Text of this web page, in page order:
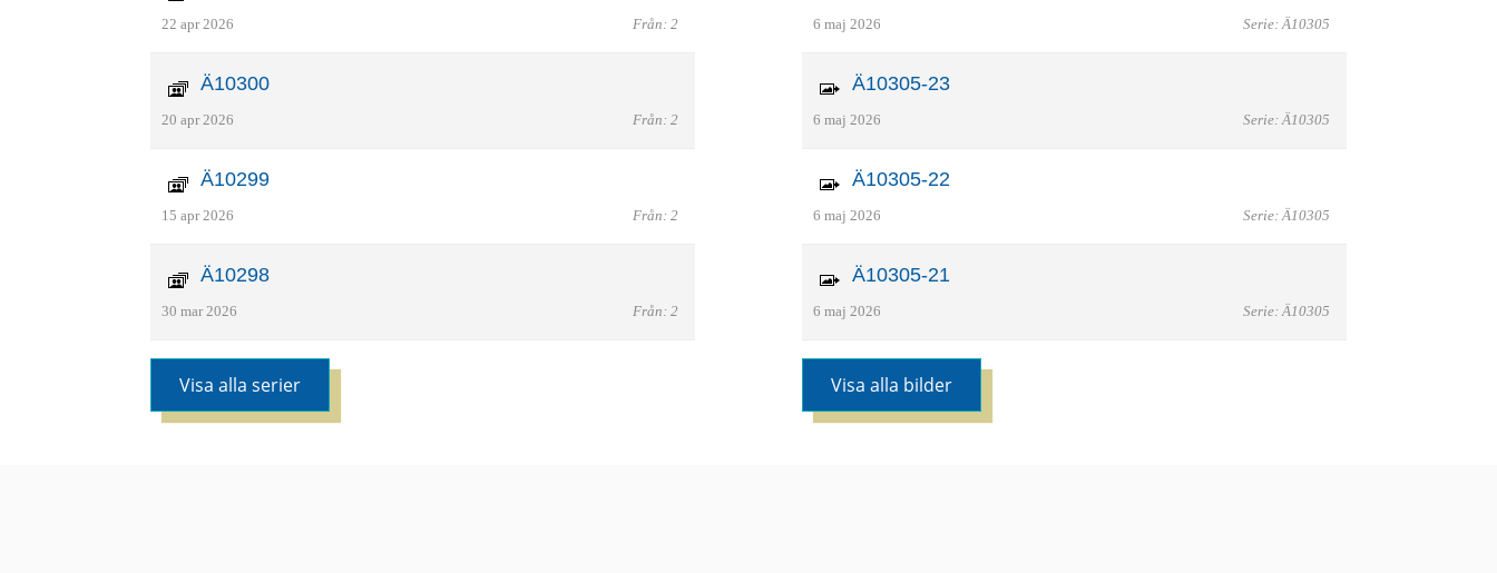
22 apr 2026 Från: 2
Ä10300
20 apr 2026 Från: 2
Ä10299
15 apr 2026 Från: 2
Ä10298
30 mar 2026 Från: 2
Visa alla serier
6 maj 2026 Serie: Ä10305
Ä10305-23
6 maj 2026 Serie: Ä10305
Ä10305-22
6 maj 2026 Serie: Ä10305
Ä10305-21
6 maj 2026 Serie: Ä10305
Visa alla bilder